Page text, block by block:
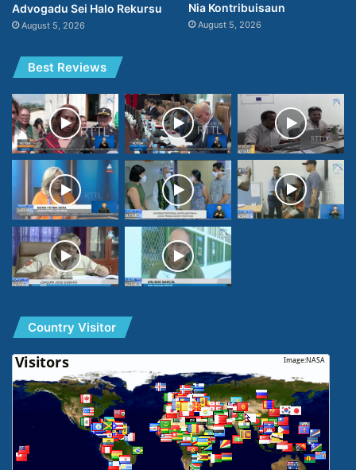
Advogadu Sei Halo Rekursu
August 5, 2026
Nia Kontribuisaun
August 5, 2026
Best Reviews
Country Visitor